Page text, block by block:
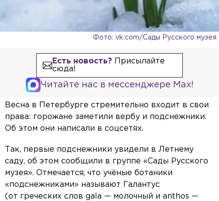
Фото: vk.com/Сады Русского музея
Есть новость?Присылайте
сюда!
Читайте нас в мессенджере Max!
Весна в Петербурге стремительно входит в свои
права: горожане заметили вербу и подснежники.
Об этом они написали в соцсетях.
Так, первые подснежники увидели в Летнему
саду, об этом сообщили в группе «Сады Русского
музея». Отмечается, что учёные ботаники
«подснежниками» называют Галантус
(от греческих слов gala — молочный и anthos —